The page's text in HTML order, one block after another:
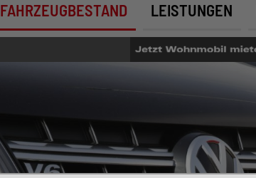
FAHRZEUGBESTAND LEISTUNGEN